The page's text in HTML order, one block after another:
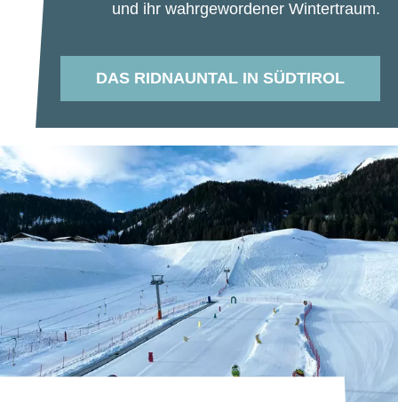
und ihr wahrgewordener Wintertraum.
DAS RIDNAUNTAL IN SÜDTIROL